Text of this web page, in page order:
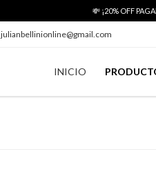
💸 ¡20% OFF
julianbellinionline@gmail.com
INICIO